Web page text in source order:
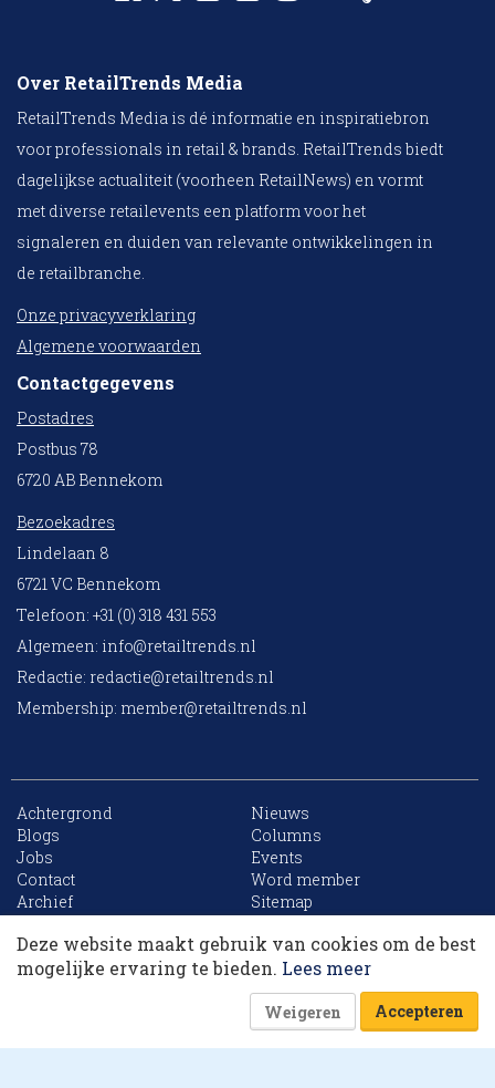
Over RetailTrends Media
RetailTrends Media is dé informatie en inspiratiebron
voor professionals in retail & brands. RetailTrends biedt
dagelijkse actualiteit (voorheen RetailNews) en vormt
met diverse retailevents een platform voor het
signaleren en duiden van relevante ontwikkelingen in
de retailbranche.
Onze privacyverklaring
Algemene voorwaarden
Contactgegevens
Postadres
Postbus 78
6720 AB Bennekom
Bezoekadres
Lindelaan 8
6721 VC Bennekom
Telefoon: +31 (0) 318 431 553
Algemeen: info@retailtrends.nl
Redactie: redactie@retailtrends.nl
Membership: member@retailtrends.nl
Achtergrond
Nieuws
Blogs
Columns
Jobs
Events
Contact
Word member
Archief
Sitemap
Website is powered by
Deze website maakt gebruik van cookies om de best
mogelijke ervaring te bieden. Lees meer
Weigeren Accepteren
Korting op events